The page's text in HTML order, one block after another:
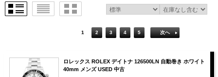
1 2 3 4 5 次へ
ロレックス ROLEX デイトナ 126500LN 自動巻き ホワイト
40mm メンズ USED 中古